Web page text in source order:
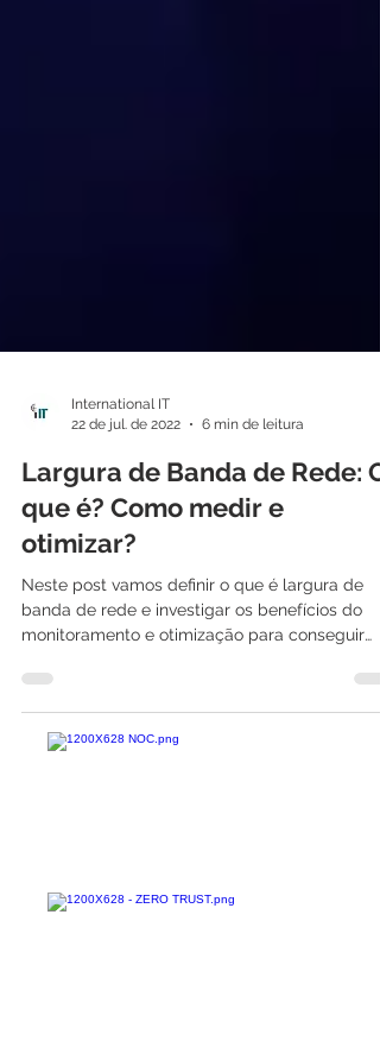
International IT
22 de jul. de 2022
6 min de leitura
Largura de Banda de Rede: O
que é? Como medir e
otimizar?
Neste post vamos definir o que é largura de
fluxos...